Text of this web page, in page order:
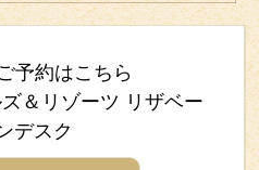
予約はこちら
＆リゾーツ リザベー
デスク